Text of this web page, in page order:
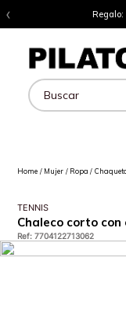
‹ Regalo:
Buscar
Mujer Ropa
TENNIS
Chaleco corto
Ref:7704122713062